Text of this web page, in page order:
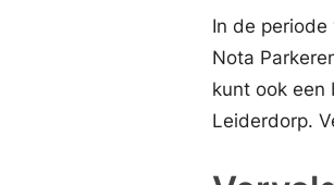
In de
Nota
kunt ook een
Leiderdorp.